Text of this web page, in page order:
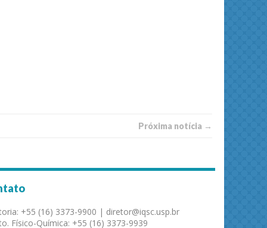
Próxima notí­­cia →
+55 (16) 3373-9900 | diretor@iqsc.usp.br
Físico-Química: +55 (16) 3373-9939